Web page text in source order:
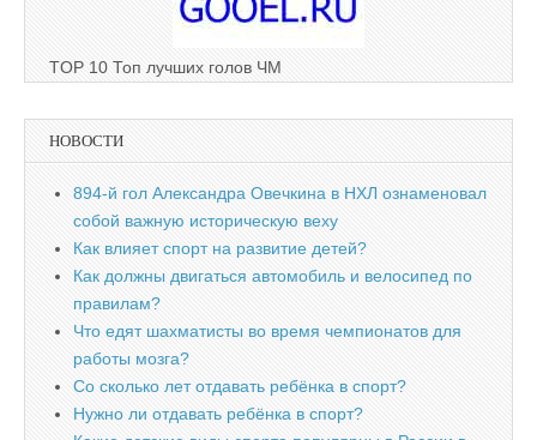
TOP 10 Топ лучших голов ЧМ
НОВОСТИ
894-й гол Александра Овечкина в НХЛ ознаменовал
собой важную историческую веху
Как влияет спорт на развитие детей?
Как должны двигаться автомобиль и велосипед по
правилам?
Что едят шахматисты во время чемпионатов для
работы мозга?
Со сколько лет отдавать ребёнка в спорт?
Нужно ли отдавать ребёнка в спорт?